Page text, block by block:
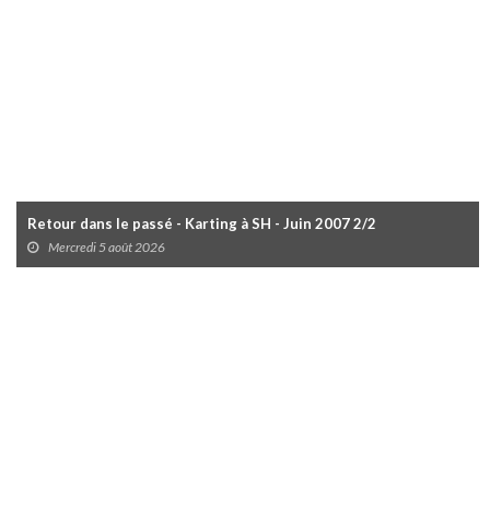
Retour dans le passé - Karting à SH - Juin 2007 2/2
Mercredi 5 août 2026